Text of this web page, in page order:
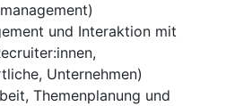
und Interaktion mit
Unternehmen)
Themenplanung und